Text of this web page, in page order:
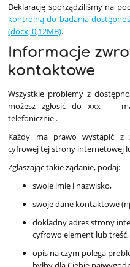
Deklarację sporządziliśmy na
kontrolną do badania
(docx, 0,12MB).
Informacje
kontaktowe
Wszystkie problemy z
możesz zgłosić doxxx —
telefonicznie .
Każdy ma prawo wystąpić z
cyfrowej tej strony internetowej
Zgłaszając takie żądanie, podaj:
swoje imię i nazwisko,
swoje dane kontaktowe
dokładny adres strony
cyfrowo element lub treść,
opis na czym polega